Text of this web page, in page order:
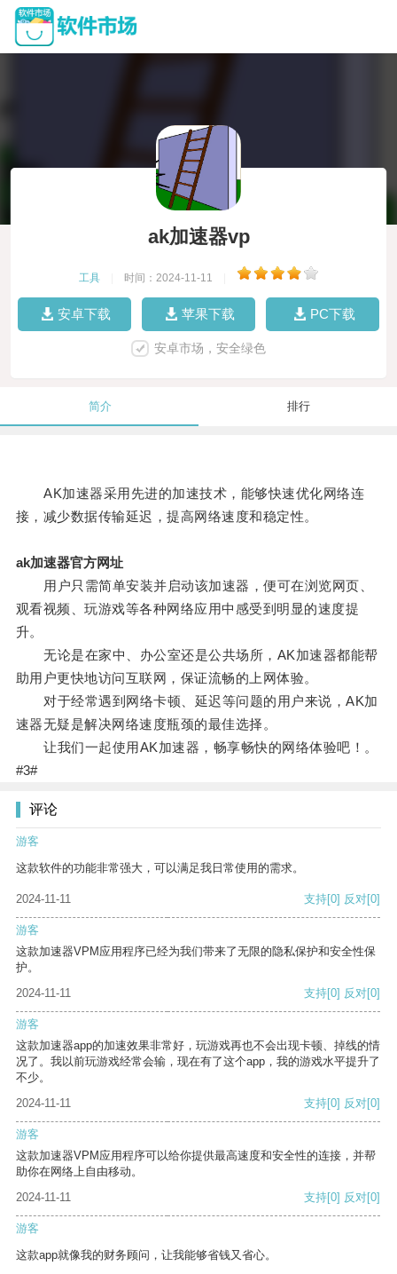
ak加速器vp
工具 时间：2024-11-11
安卓下载 苹果下载 PC下载
安卓市场，安全绿色
简介 排行
AK加速器采用先进的加速技术，能够快速优化网络连
接，减少数据传输延迟，提高网络速度和稳定性。
ak加速器官方网址
用户只需简单安装并启动该加速器，便可在浏览网页、
观看视频、玩游戏等各种网络应用中感受到明显的速度提
升。
无论是在家中、办公室还是公共场所，AK加速器都能帮
助用户更快地访问互联网，保证流畅的上网体验。
对于经常遇到网络卡顿、延迟等问题的用户来说，AK加
速器无疑是解决网络速度瓶颈的最佳选择。
让我们一起使用AK加速器，畅享畅快的网络体验吧！。
#3#
评论
游客
这款软件的功能非常强大，可以满足我日常使用的需求。
2024-11-11 支持[0] 反对[0]
游客
这款加速器VPM应用程序已经为我们带来了无限的隐私保护和安全性保
护。
2024-11-11
支持[0] 反对[0]
游客
这款加速器app的加速效果非常好，玩游戏再也不会出现卡顿、掉线的情
况了。我以前玩游戏经常会输，现在有了这个app，我的游戏水平提升了
不少。
2024-11-11
支持[0] 反对[0]
游客
这款加速器VPM应用程序可以给你提供最高速度和安全性的连接，并帮
助你在网络上自由移动。
2024-11-11
支持[0] 反对[0]
游客
这款app就像我的财务顾问，让我能够省钱又省心。